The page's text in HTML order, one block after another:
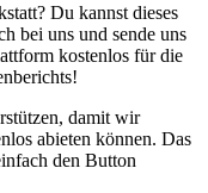
Du kannst dieses
bei uns und sende uns
kostenlos für die
damit wir
abieten können. Das
den Button